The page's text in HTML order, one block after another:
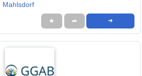
Mahlsdorf
★ ➦ ➜